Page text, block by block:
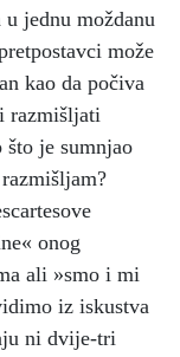
jednu moždanu
može
kao da počiva
razmišljati
što je sumnjao
onog
ali »smo i mi
iz iskustva
ni dvije-tri